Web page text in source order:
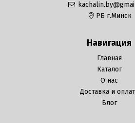
РБ г.Минск
Навигация
Главная
Каталог
О нас
Доставка и
Блог